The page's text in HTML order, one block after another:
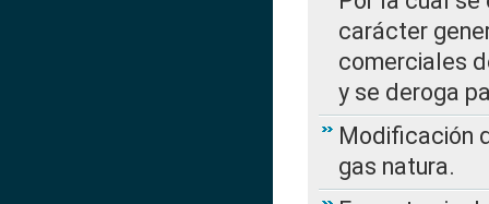
carácter
comerciales
y se deroga
Modificación
gas natura.